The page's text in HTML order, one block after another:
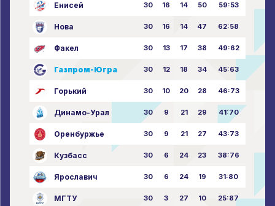
Енисей 30 16 14 50 59:53
Нова 30 16 14 47 62:58
Факел 30 13 17 38 49:62
Газпром-Югра 30 12 18 34 45:63
Горький 30 10 20 28 46:73
Динамо-Урал 30 9 21 29 41:70
Оренбуржье 30 9 21 27 43:73
Кузбасс 30 6 24 23 38:76
Ярославич 30 6 24 19 31:80
МГТУ 30 3 27 10 25:87